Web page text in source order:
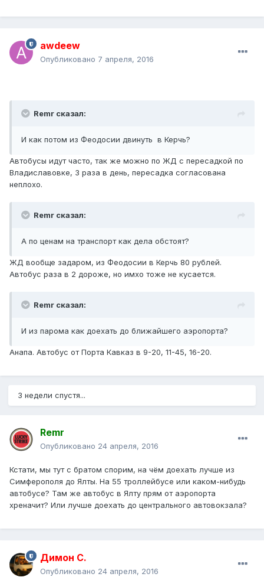
awdeew
Опубликовано 7 апреля, 2016
Remr сказал:
И как потом из Феодосии двинуть в Керчь?
Автобусы идут часто, так же можно по ЖД с пересадкой по
Владиславовке, 3 раза в день, пересадка согласована
неплохо.
Remr сказал:
А по ценам на транспорт как дела обстоят?
ЖД вообще задаром, из Феодосии в Керчь 80 рублей.
Автобус раза в 2 дороже, но имхо тоже не кусается.
Remr сказал:
И из парома как доехать до ближайшего аэропорта?
Анапа. Автобус от Порта Кавказ в 9-20, 11-45, 16-20.
3 недели спустя...
Remr
Опубликовано 24 апреля, 2016
Кстати, мы тут с братом спорим, на чём доехать лучше из
Симферополя до Ялты. На 55 троллейбусе или каком-нибудь
автобусе? Там же автобус в Ялту прям от аэропорта
хреначит? Или лучше доехать до центрального автовокзала?
Димон С.
Опубликовано 24 апреля, 2016